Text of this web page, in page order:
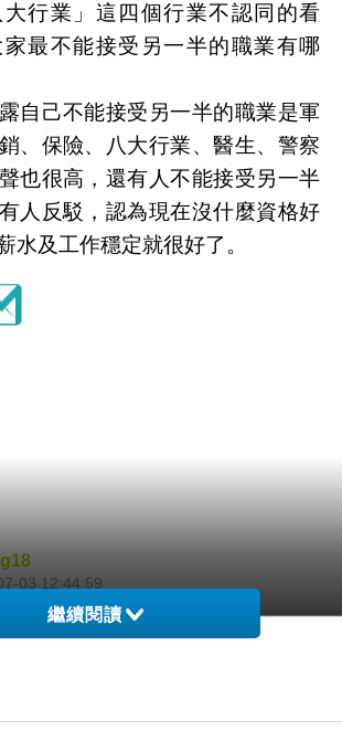
行業」這四個行業不認同的看
最不能接受另一半的職業有哪
自己不能接受另一半的職業是軍
、保險、八大行業、醫生、警察
也很高，還有人不能接受另一半
人反駁，認為現在沒什麼資格好
水及工作穩定就很好了。
03 12:44:59
上投注平台
各項老虎機
費不收代理費
繼續閱讀